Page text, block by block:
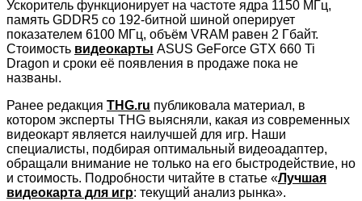
Ускоритель функционирует на частоте ядра 1150 МГц,
память GDDR5 со 192-битной шиной оперирует
показателем 6100 МГц, объём VRAM равен 2 Гбайт.
Стоимость видеокарты ASUS GeForce GTX 660 Ti
Dragon и сроки её появления в продаже пока не
названы.
Ранее редакция THG.ru публиковала материал, в
котором эксперты THG выясняли, какая из современных
видеокарт является наилучшей для игр. Наши
специалисты, подбирая оптимальный видеоадаптер,
обращали внимание не только на его быстродействие, но
и стоимость. Подробности читайте в статье «Лучшая
видеокарта для игр: текущий анализ рынка».